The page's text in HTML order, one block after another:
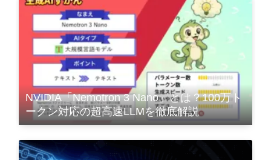
NVIDIA「Nemotron 3 Nano」とは？100万ト
ークン対応の超高速LLMを徹底解説